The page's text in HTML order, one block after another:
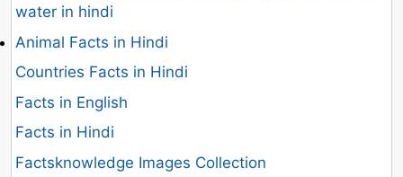
water in hindi
Animal Facts in Hindi
Countries Facts in Hindi
Facts in English
Facts in Hindi
Factsknowledge Images Collection